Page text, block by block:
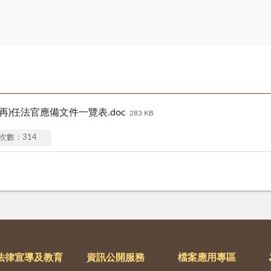
)任法官應備文件一覽表.doc 283 KB
數：314
律宣導及教育 資訊公開服務 檔案應用專區